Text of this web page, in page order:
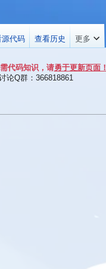
代码知识，请勇于更新页面！
论Q群：366818861
源代码 查看历史 更多